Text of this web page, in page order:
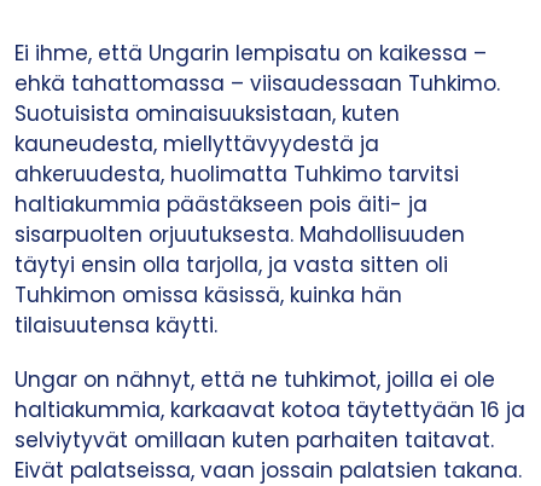
Ei ihme, että Ungarin lempisatu on kaikessa –
ehkä tahattomassa – viisaudessaan Tuhkimo.
Suotuisista ominaisuuksistaan, kuten
kauneudesta, miellyttävyydestä ja
ahkeruudesta, huolimatta Tuhkimo tarvitsi
haltiakummia päästäkseen pois äiti- ja
sisarpuolten orjuutuksesta. Mahdollisuuden
täytyi ensin olla tarjolla, ja vasta sitten oli
Tuhkimon omissa käsissä, kuinka hän
tilaisuutensa käytti.
Ungar on nähnyt, että ne tuhkimot, joilla ei ole
haltiakummia, karkaavat kotoa täytettyään 16 ja
selviytyvät omillaan kuten parhaiten taitavat.
Eivät palatseissa, vaan jossain palatsien takana.